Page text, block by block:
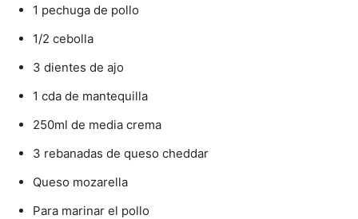
1 pechuga de pollo
1/2 cebolla
3 dientes de ajo
1 cda de mantequilla
250ml de media crema
3 rebanadas de queso cheddar
Queso mozarella
Para marinar el pollo